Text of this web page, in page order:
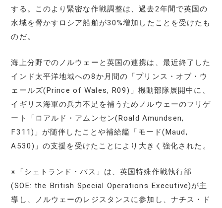
する。このより緊密な作戦調整は、過去2年間で英国の
水域を脅かすロシア船舶が30%増加したことを受けたも
のだ。
海上分野でのノルウェーと英国の連携は、最近終了した
インド太平洋地域への8か月間の「プリンス・オブ・ウ
ェールズ(Prince of Wales, R09)」機動部隊展開中に、
イギリス海軍の兵力不足を補うためノルウェーのフリゲ
ート「ロアルド・アムンセン(Roald Amundsen,
F311)」が随伴したことや補給艦「モード(Maud,
A530)」の支援を受けたことにより大きく強化された。
※「シェトランド・バス」は、英国特殊作戦執行部
(SOE: the British Special Operations Executive)が主
導し、ノルウェーのレジスタンスに参加し、ナチス・ド